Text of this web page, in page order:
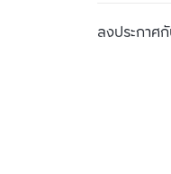
ลงประกาศกั